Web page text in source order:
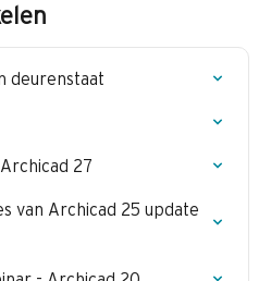
deurenstaat
27
van Archicad 25 update